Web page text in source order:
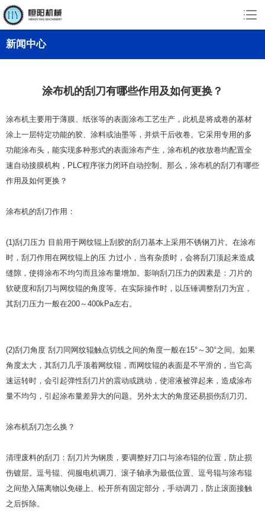
新闻中心
涂布机的刮刀有哪些作用及如何更换？
涂布机主要用于薄膜、纸张等的表面涂布工艺生产，此机是将成卷的基材
涂上一层特定功能的胶、涂料或油墨等，并烘干后收卷。它采用专用的多
功能涂布头，能实现多种形式的表面涂布产生，涂布机的收放卷均配置全
速自动接膜机构，PLC程序张力闭环自动控制。那么，涂布机的刮刀有哪些
作用及如何更换？
涂布机的刮刀作用：
(1)刮刀压力 目前用于网纹辊上刮胶的刮刀基本上采用不锈钢刀片。在涂布
时，刮刀作用在网纹辊上的压 力过小，当有杂质时，会将刮刀顶起来造成
缝隙，使得涂布不均匀而且涂布量增加。影响刮刀压力的因素是：刀片的
软硬度和刮刀与网纹辊的角度等。在实际操作时，以压锤调整刮刀为宜，
其刮刀压力一般在200～400kPa左右。
(2)刮刀角度 刮刀同网纹辊触点切线之间的角度一般在15°～30°之间。如果
角度太大，其刮刀几乎顶着网纹辊，而网纹辊的表面是不平滑的，当它高
速运转时，会引起弹性刮刀片的震动或跳动，使溶液被弹起来，造成涂布
量不均匀，引起涂布量差异大的问题。另外太大的角度还易损伤刮刀刃。
涂布机刮刀怎么换？
清理废料的刮刀：刮刀片为钢质，要调整好刀口与涂布辊的位置，防止损
伤镀层。逗号辊、伺服电机调刀、滚子轴承为最低位置、逗号辊与涂布辊
之间垫入隔离物以免碰上、松开所有固定部分，手动调刀，防止滚面接触
之后拆除。